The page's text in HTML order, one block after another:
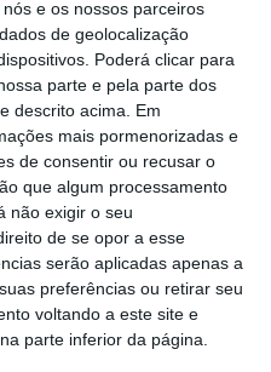
e os nossos parceiros
de geolocalização
Poderá clicar para
parte e pela parte dos
descrito acima. Em
mais pormenorizadas e
de consentir ou recusar o
que algum processamento
não exigir o seu
de se opor a esse
serão aplicadas apenas a
preferências ou retirar seu
voltando a este site e
parte inferior da página.
no âmbito da
Entrecampos,
da Unidade
e construção de
na Avenida
informação
que sustenta esta
há 25 jacarandás a
lesões, e há